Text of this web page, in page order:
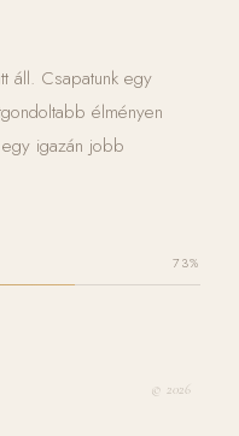
áll. Csapatunk egy
élményen
igazán jobb
73%
© 2026